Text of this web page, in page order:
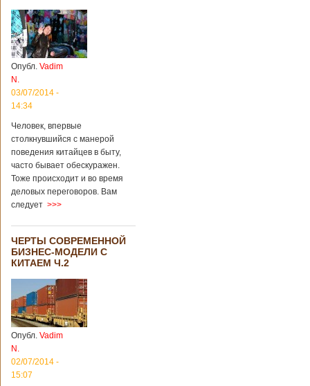
Опубл. Vadim
N.
03/07/2014 -
14:34
Человек, впервые
столкнувшийся с манерой
поведения китайцев в быту,
часто бывает обескуражен.
Тоже происходит и во время
деловых переговоров. Вам
следует >>>
ЧЕРТЫ СОВРЕМЕННОЙ
БИЗНЕС-МОДЕЛИ С
КИТАЕМ Ч.2
Опубл. Vadim
N.
02/07/2014 -
15:07